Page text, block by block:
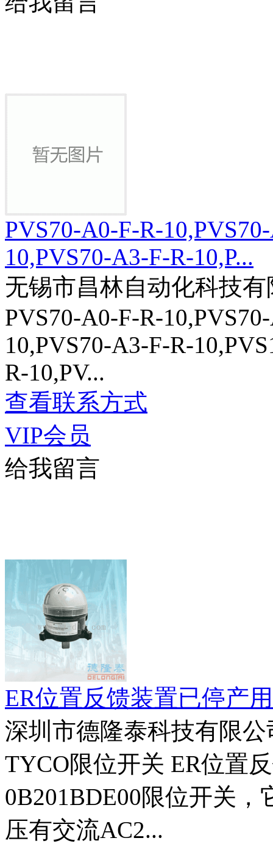
PVS70-A0-F-R-
10,PVS70-A3-F-R-10,P...
无锡市昌林自动化科技有
PVS70-A0-F-R-
10,PVS70-A3-F-R-
R-10,PV...
查看联系方式
VIP会员
给我留言
ER位置反馈装置已停产
深圳市德隆泰科技有限公
TYCO限位开关 ER位置
0B201BDE00限位开关
压有交流AC2...